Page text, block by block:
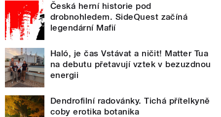
Česká herní historie pod
drobnohledem. SideQuest začíná
legendární Mafií
Haló, je čas Vstávat a ničit! Matter Tua
na debutu přetavují vztek v bezuzdnou
energii
Dendrofilní radovánky. Tichá přítelkyně
coby erotika botanika